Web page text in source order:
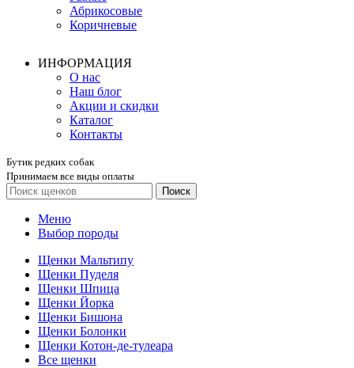
Абрикосовые
Коричневые
ИНФОРМАЦИЯ
О нас
Наш блог
Акции и скидки
Каталог
Контакты
Бутик редких собак
Принимаем все виды оплаты
Поиск
Меню
Выбор породы
Щенки Мальтипу
Щенки Пуделя
Щенки Шпица
Щенки Йорка
Щенки Бишона
Щенки Болонки
Щенки Котон-де-тулеара
Все щенки